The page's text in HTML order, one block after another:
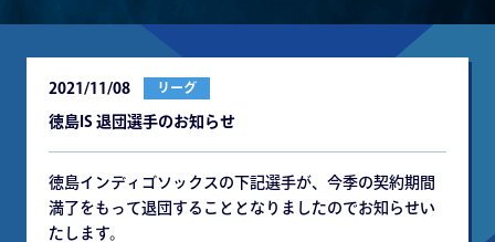
2021/11/08 リーグ
徳島IS 退団選手のお知らせ
徳島インディゴソックスの下記選手が、今季の契約期間
満了をもって退団することとなりましたのでお知らせい
たします。